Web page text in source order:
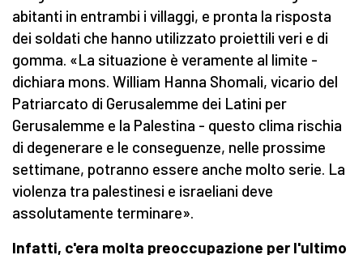
abitanti in entrambi i villaggi, e pronta la risposta
dei soldati che hanno utilizzato proiettili veri e di
gomma. «La situazione è veramente al limite -
dichiara mons. William Hanna Shomali, vicario del
Patriarcato di Gerusalemme dei Latini per
Gerusalemme e la Palestina - questo clima rischia
di degenerare e le conseguenze, nelle prossime
settimane, potranno essere anche molto serie. La
violenza tra palestinesi e israeliani deve
assolutamente terminare».
Infatti, c'era molta preoccupazione per l'ultimo